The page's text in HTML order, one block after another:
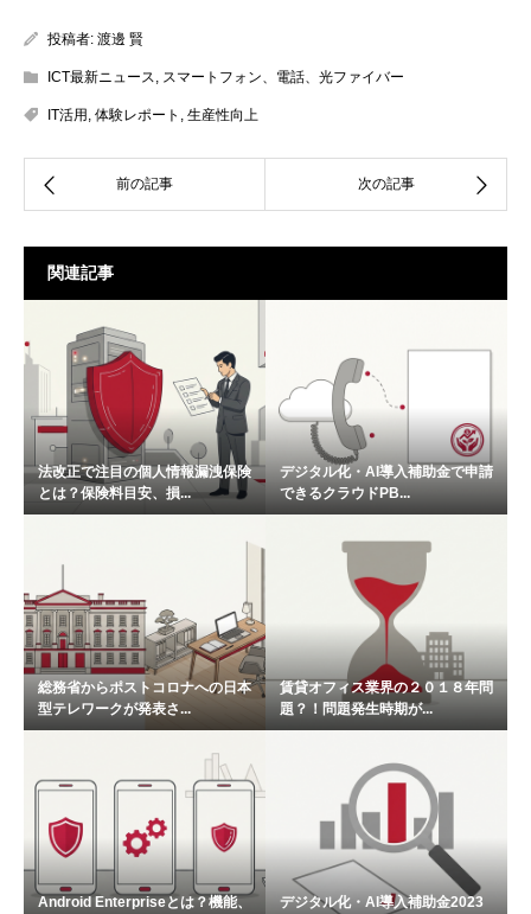
投稿者: 渡邊 賢
ICT最新ニュース, スマートフォン、電話、光ファイバー
IT活用 , 体験レポート , 生産性向上
関連記事
法改正で注目の個人情報漏洩保険
とは？保険料目安、損...
デジタル化・AI導入補助金で申請
できるクラウドPB...
総務省からポストコロナへの日本
型テレワークが発表さ...
賃貸オフィス業界の２０１８年問
題？！問題発生時期が...
Android Enterpriseとは？機能、 デジタル化・AI導入補助金2023